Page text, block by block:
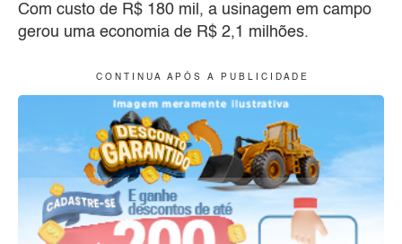
Com custo de R$ 180 mil, a usinagem em campo
gerou uma economia de R$ 2,1 milhões.
C O N T I N U A A P Ó S A P U B L I C I D A D E